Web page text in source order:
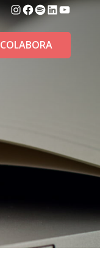
Instagram
Facebook
Spotify
LinkedIn
COLABORA